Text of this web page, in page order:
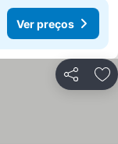
Ver preços
Partilhar